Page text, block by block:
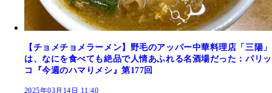
【チョメチョメラーメン】野毛のアッパー中華料理店「三陽」
は、なにを食べても絶品で人情あふれる名酒場だった：パリッ
コ『今週のハマりメシ』第177回
2025年03月14日 11:40